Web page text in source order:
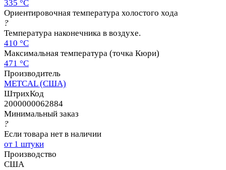
335 °C
Ориентировочная температура холостого хода
?
Температура наконечника в воздухе.
410 °C
Максимальная температура (точка Кюри)
471 °C
Производитель
METCAL (США)
ШтрихКод
2000000062884
Минимальный заказ
?
Если товара нет в наличии
от 1 штуки
Производство
США